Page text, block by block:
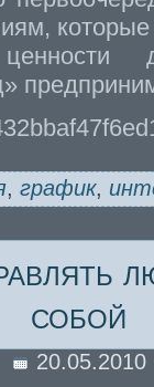
, график,
собой
20.05.2010